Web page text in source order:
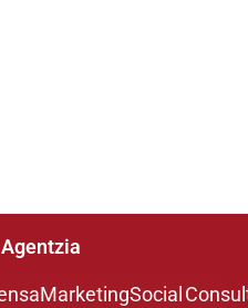
MarketingSocial